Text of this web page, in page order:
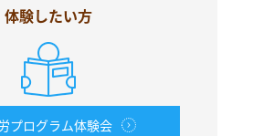
体験したい方
プログラム体験会